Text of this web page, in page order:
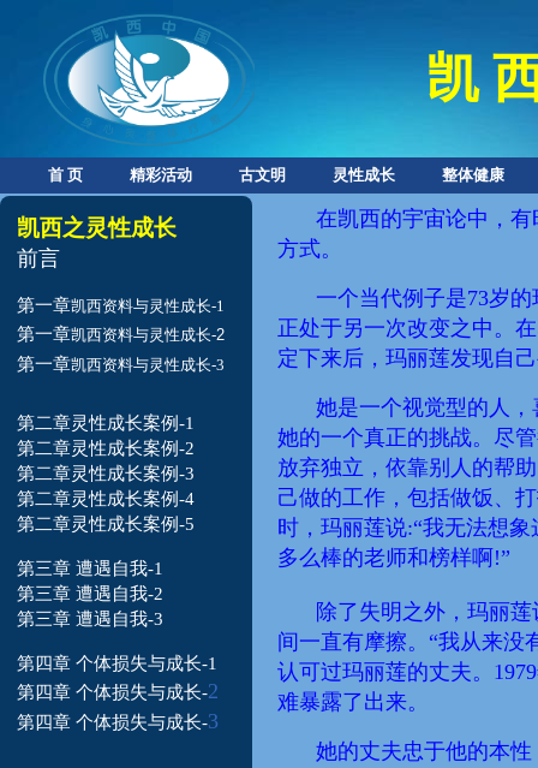
凯
首 页 精彩活动 古文明 灵性成长 整体健康
凯西之灵性成长
前言
第一章凯西资料与灵性成长-1
第一章凯西资料与灵性成长-2
第一章凯西资料与灵性成长-3
第二章灵性成长案例-1
第二章灵性成长案例-2
第二章灵性成长案例-3
第二章灵性成长案例-4
第二章灵性成长案例-5
第三章 遭遇自我-1
第三章 遭遇自我-2
第三章 遭遇自我-3
第四章 个体损失与成长-1
第四章 个体损失与成长-2
第四章 个体损失与成长-3
在凯西的宇宙论中，
方式。
一个当代例子是73岁的
正处于另一次改变之中。
定下来后，玛丽莲发现自
她是一个视觉型的人
她的一个真正的挑战。尽
放弃独立，依靠别人的帮
己做的工作，包括做饭、
时，玛丽莲说:“我无法想
多么棒的老师和榜样啊!”
除了失明之外，玛丽莲
间一直有摩擦。“我从来没
认可过玛丽莲的丈夫。
难暴露了出来。
她的丈夫忠于他的本